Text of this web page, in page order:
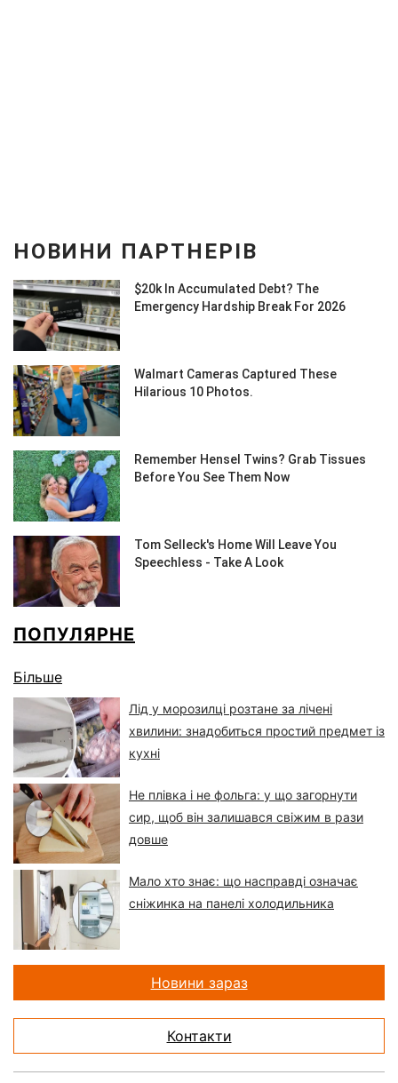
ПОПУЛЯРНЕ
Більше
Лід у морозилці розтане за лічені
хвилини: знадобиться простий предмет із
кухні
Не плівка і не фольга: у що загорнути
сир, щоб він залишався свіжим в рази
довше
Мало хто знає: що насправді означає
сніжинка на панелі холодильника
Новини зараз
Контакти